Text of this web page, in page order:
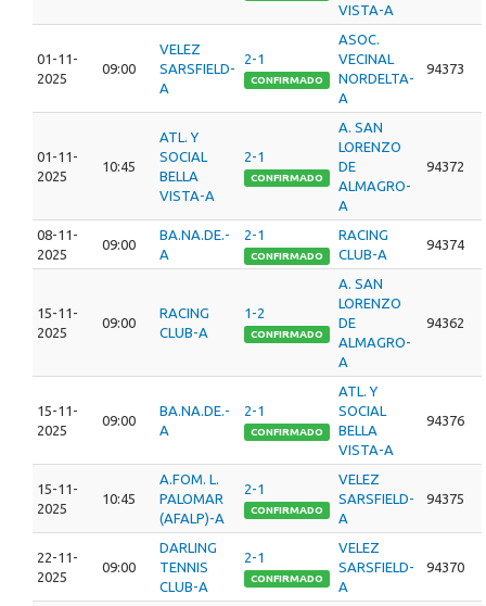
VISTA-A
01-11-
2025
09:00
VELEZ
SARSFIELD-
A
2-1
CONFIRMADO
ASOC.
VECINAL
NORDELTA-
A
94373
01-11-
2025
10:45
ATL. Y
SOCIAL
BELLA
VISTA-A
2-1
CONFIRMADO
A. SAN
LORENZO
DE
ALMAGRO-
A
94372
08-11-
2025
09:00
BA.NA.DE.-
A
2-1
CONFIRMADO
RACING
CLUB-A
94374
15-11-
2025
09:00
RACING
CLUB-A
1-2
CONFIRMADO
A. SAN
LORENZO
DE
ALMAGRO-
A
94362
15-11-
2025
09:00
BA.NA.DE.-
A
2-1
CONFIRMADO
ATL. Y
SOCIAL
BELLA
VISTA-A
94376
15-11-
2025
10:45
A.FOM. L.
PALOMAR
(AFALP)-A
2-1
CONFIRMADO
VELEZ
SARSFIELD-
A
94375
22-11-
2025
09:00
DARLING
TENNIS
CLUB-A
2-1
CONFIRMADO
VELEZ
SARSFIELD-
A
94370